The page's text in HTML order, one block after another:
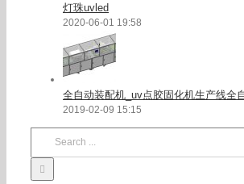
灯珠uvled
2020-06-01 19:58
全自动装配机_uv点胶固化机生产线全
2019-02-09 15:15